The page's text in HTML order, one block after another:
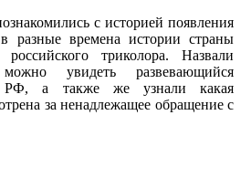
с историей появления
разные времена истории страны
триколора. Назвали
увидеть развевающийся
РФ, а также же узнали какая
за ненадлежащее обращение с